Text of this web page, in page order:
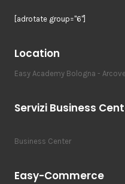
[adrotate group="6"]
Location
Easy Academy Bologna -
Servizi Business
Business Center
Easy-Commerce